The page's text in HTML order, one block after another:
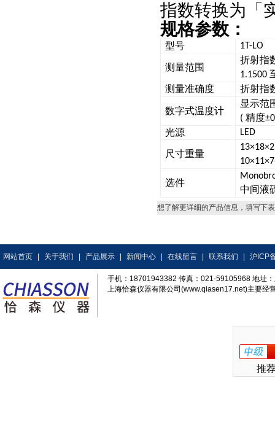
指数转换为「
规格参数：
型号 1T-LO
测量范围
折射指
1.1500
测量准确度
折射指
数字式温度计
显示范
(精度
光源 LED
尺寸重量
10×11×7
选件
中间液
想了解更详细的产品信息，填写下
网站首页 关于我们 产品展示 新闻中心 在线留言 联系我们 沪ICP
手机：18701943382 传真：021-59105968 地址
上海恰森仪器有限公司(www.qiasen17.net)主要经
推